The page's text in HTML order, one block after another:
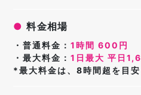
● 料金相場
・普通料金：1時間 600円
・最大料金：1日最大 平日
*最大料金は、8時間超を目安